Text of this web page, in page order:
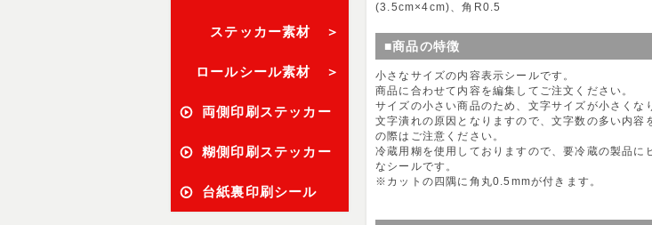
ステッカー素材 ＞
ロールシール素材 ＞
両側印刷ステッカー
糊側印刷ステッカー
台紙裏印刷シール
(3.5cm×4cm)、角R0.5
■商品の特徴
小さなサイズの内容表示シールです。
商品に合わせて内容を編集してご注文ください。
サイズの小さい商品のため、文字サイズが小さくな
文字潰れの原因となりますので、文字数の多い内容
の際はご注意ください。
冷蔵用糊を使用しておりますので、要冷蔵の製品に
なシールです。
※カットの四隅に角丸0.5mmが付きます。